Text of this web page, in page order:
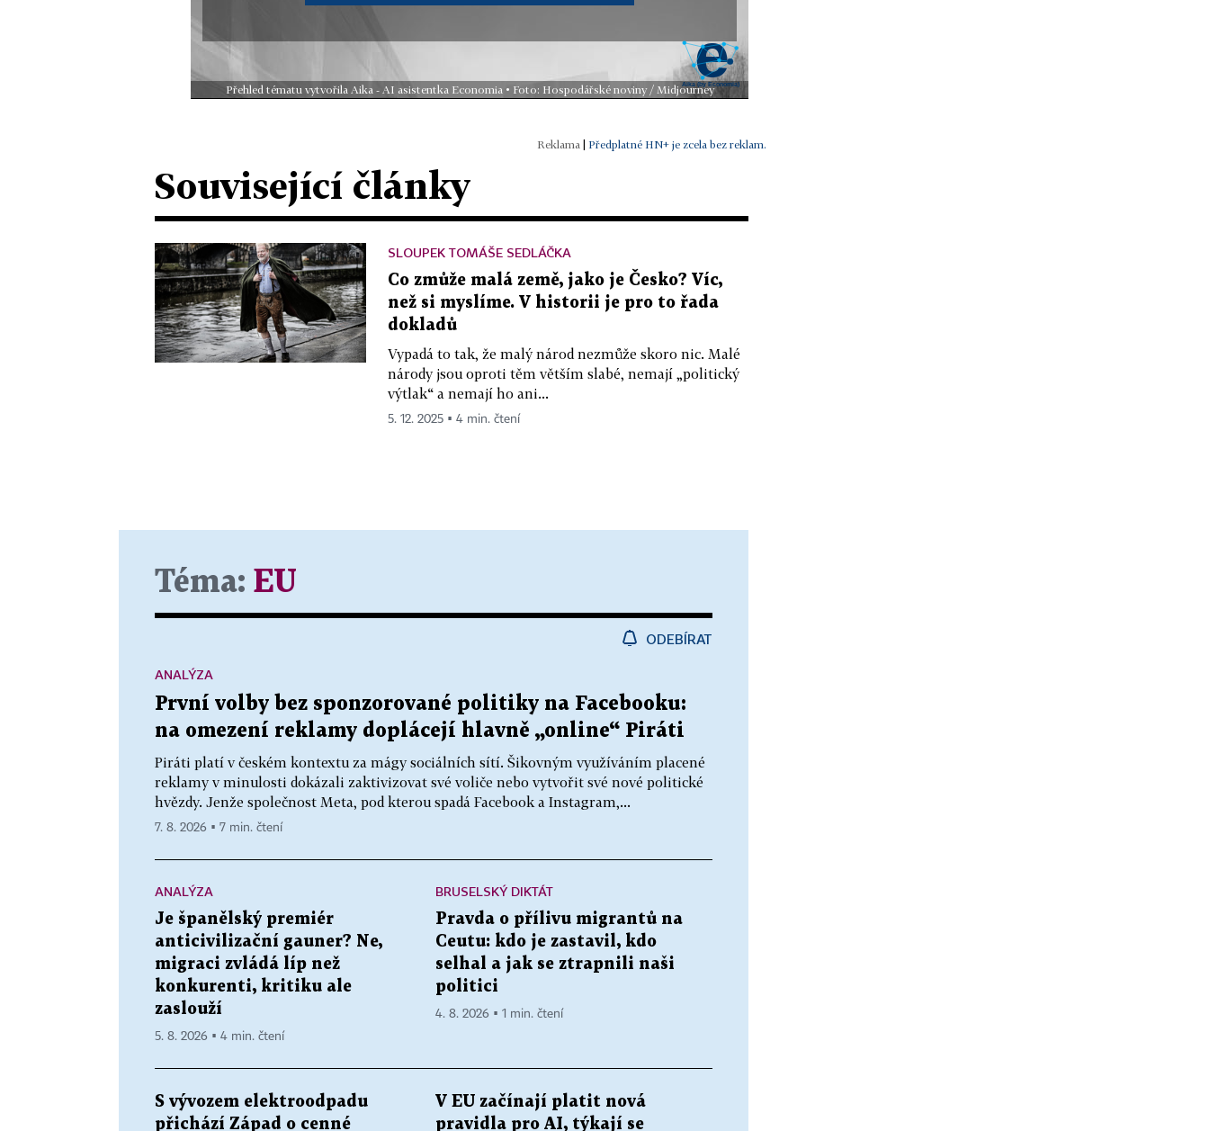
Přehled tématu vytvořila Aika - AI asistentka Economia • Foto: Hospodářské noviny / Midjourney
Předplatné HN+ je zcela bez reklam.
Související články
SLOUPEK TOMÁŠE SEDLÁČKA
Co zmůže malá země, jako je Česko? Víc,
než si myslíme. V historii je pro to řada
dokladů
Vypadá to tak, že malý národ nezmůže skoro nic. Malé
národy jsou oproti těm větším slabé, nemají „politický
výtlak“ a nemají ho ani...
5. 12. 2025 ▪ 4 min. čtení
Téma: EU
ODEBÍRAT
První volby bez sponzorované politiky na Facebooku:
na omezení reklamy doplácejí hlavně „online“ Piráti
Piráti platí v českém kontextu za mágy sociálních sítí. Šikovným využíváním placené
reklamy v minulosti dokázali zaktivizovat své voliče nebo vytvořit své nové politické
hvězdy. Jenže společnost Meta, pod kterou spadá Facebook a Instagram,...
ANALÝZA
7. 8. 2026 ▪ 7 min. čtení
ANALÝZA
Je španělský premiér
anticivilizační gauner? Ne,
migraci zvládá líp než
konkurenti, kritiku ale
zaslouží
5. 8. 2026 ▪ 4 min. čtení
BRUSELSKÝ DIKTÁT
Pravda o přílivu migrantů na
Ceutu: kdo je zastavil, kdo
selhal a jak se ztrapnili naši
politici
4. 8. 2026 ▪ 1 min. čtení
S vývozem elektroodpadu
přichází Západ o cenné
V EU začínají platit nová
pravidla pro AI, týkají se